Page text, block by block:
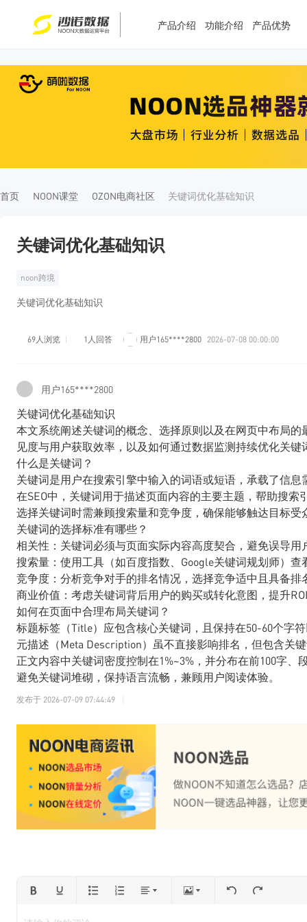
产品介绍 功能介绍 产品优势
首页 NOON课堂 OZON电商社区 关键词优化基础知识
关键词优化基础知识
noon跨境
关键词优化基础知识
69人浏览 1人回答 用户165****2800 2026-07-08 00:00:00
用户165****2800
关键词优化基础知识
本文系统阐述关键词的概念、选择原则以及在网页中布局
见度与用户获取效率，以及如何通过数据监测持续优化关
什么是关键词？
关键词是用户在搜索引擎中输入的词语或短语，承载了信息
在SEO中，关键词用于描述页面内容的主要主题，帮助搜
选择关键词时需兼顾搜索量和竞争度，确保能够触达目标受
关键词的选择标准有哪些？
相关性：关键词必须与页面实际内容高度契合，避免误导用
搜索量：使用工具（如百度指数、Google关键词规划师）
竞争度：分析竞争对手的排名情况，选择竞争适中且具备排
商业价值：考虑关键词背后用户的购买或转化意图，提升
如何在页面中合理布局关键词？
标题标签（Title）应包含核心关键词，且保持在50-60个字
元描述（Meta Description）虽不直接影响排名，但包含关
正文内容中关键词密度控制在1%~3%，并分布在前100字、
避免关键词堆砌，保持语言流畅，兼顾用户阅读体验。
发布于 2026-07-09 07:44:49